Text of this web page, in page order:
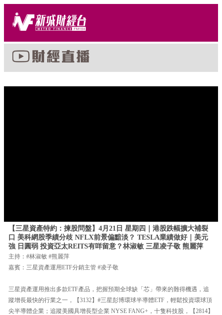
【三星資產特約：揀股問盤】4月21日 星期四｜港股跌幅擴大補裂
口 美科網股季績分歧 NFLX前景偏黯淡？ TESLA業績做好｜美元
強 日圓弱 投資亞太REITS有咩留意？林淑敏 三星凌子敬 熊麗萍
主持：#林淑敏 #熊麗萍
嘉賓：三星資產運用ETF分銷主管 #凌子敬
三星資產運用推出多款ETF產品，把握預期全球缺「芯」帶來的難得機遇，追
蹤增長最快的行業之一，【3132】#三星彭博環球半導體ETF，輕鬆投資環球頂
尖半導體企業；追蹤美國具增長型企業 NYSE FANG+，十隻科技股，【2814】